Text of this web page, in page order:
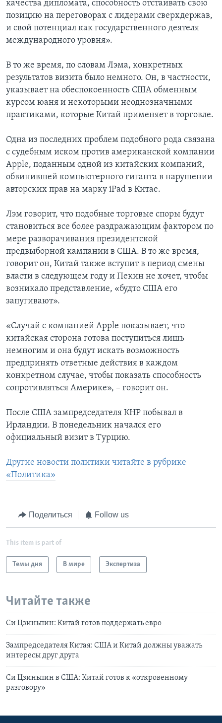
качества дипломата, способность отстаивать свою
позицию на переговорах с лидерами сверхдержав,
и свой потенциал как государственного деятеля
международного уровня».
В то же время, по словам Лэма, конкретных
результатов визита было немного. Он, в частности,
указывает на обеспокоенность США обменным
курсом юаня и некоторыми неоднозначными
практиками, которые Китай применяет в торговле.
Одна из последних проблем подобного рода связана
с судебным иском против американской компании
Apple, поданным одной из китайских компаний,
обвинившей компьютерного гиганта в нарушении
авторских прав на марку iPad в Китае.
Лэм говорит, что подобные торговые споры будут
становиться все более раздражающим фактором по
мере разворачивания президентской
предвыборной кампании в США. В то же время,
говорит он, Китай также вступит в период смены
власти в следующем году и Пекин не хочет, чтобы
возникало представление, «будто США его
запугивают».
«Случай с компанией Apple показывает, что
китайская сторона готова поступиться лишь
немногим и она будут искать возможность
предпринять ответные действия в каждом
конкретном случае, чтобы показать способность
сопротивляться Америке», – говорит он.
После США зампредседателя КНР побывал в
Ирландии. В понедельник начался его
официальный визит в Турцию.
Другие новости политики читайте в рубрике
«Политика»
Поделиться Follow us
This item is part of
Темы дня В мире Экспертиза
Читайте также
Си Цзиньпин: Китай готов поддержать евро
Зампредседателя Китая: США и Китай должны уважать
интересы друг друга
Си Цзиньпин в США: Китай готов к «откровенному
разговору»